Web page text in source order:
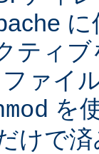
ティ
ァイ
を
けで